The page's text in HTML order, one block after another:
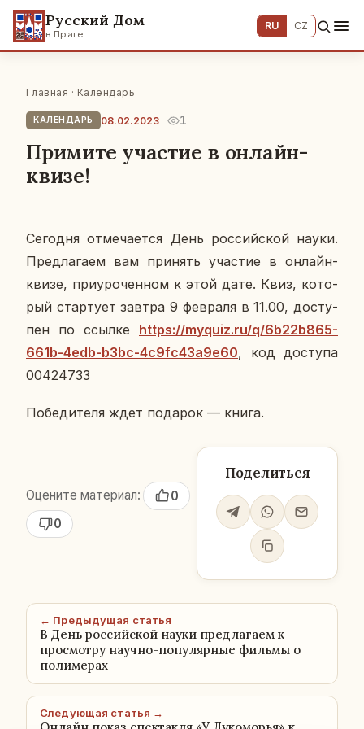
Русский Дом
в Праге
RU CZ
Главная · Календарь
КАЛЕНДАРЬ 08.02.2023 1
Примите участие в онлайн-
квизе!
Се­го­дня от­ме­ча­ет­ся День рос­сий­ской науки.
Пред­ла­га­ем вам при­нять уча­стие в онлайн-
квизе, при­уро­чен­ном к этой дате. Квиз, ко­то­
рый стар­ту­ет завтра 9 фев­ра­ля в 11.00, до­сту­
пен по ссылке https://myquiz.ru/q/6b22b865-
661b-4edb-b3bc-4c9fc43a9e60, код до­сту­па
00424733
По­бе­ди­те­ля ждет по­да­рок — книга.
Оцените материал:
0
0
Поделиться
← Предыдущая статья
В День российской науки предлагаем к
просмотру научно-популярные фильмы о
полимерах
Следующая статья →